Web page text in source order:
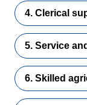
4. Clerical
5. Service